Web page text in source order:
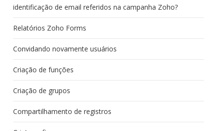
identificação de email referidos na campanha Zoho?
Relatórios Zoho Forms
Convidando novamente usuários
Criação de funções
Criação de grupos
Compartilhamento de registros